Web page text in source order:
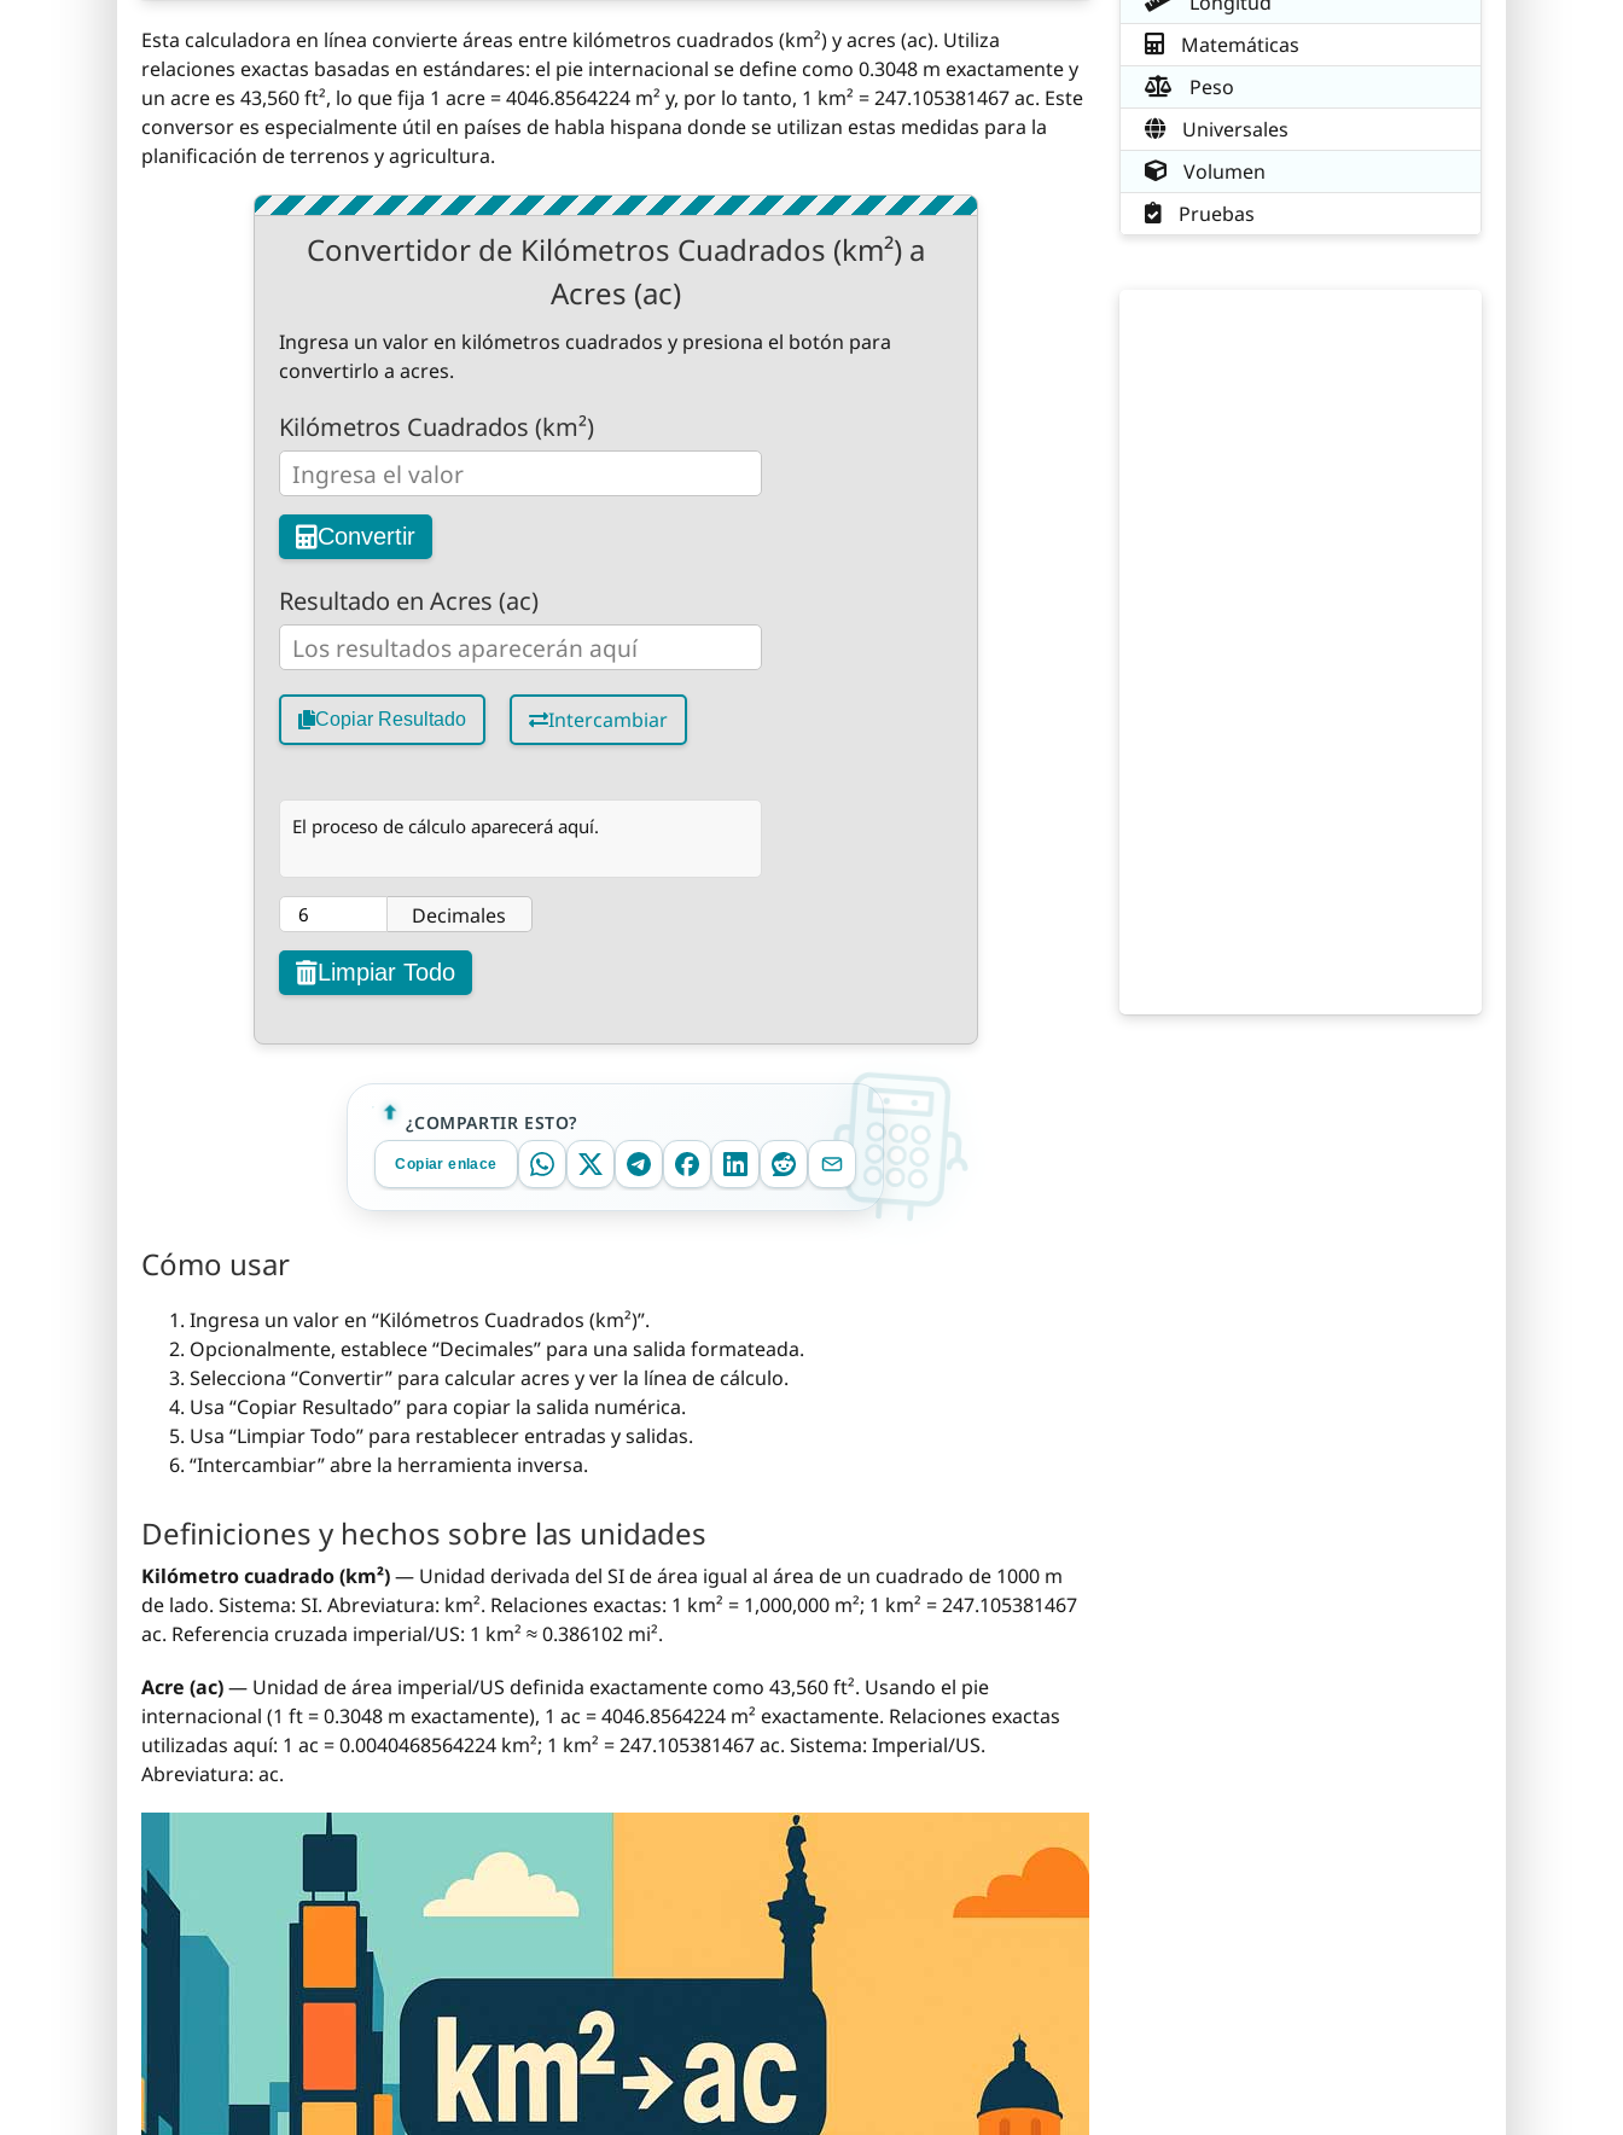
Esta calculadora en línea convierte áreas entre kilómetros cuadrados (km²) y acres (ac). Utiliza
relaciones exactas basadas en estándares: el pie internacional se define como 0.3048 m exactamente y
un acre es 43,560 ft², lo que fija 1 acre = 4046.8564224 m² y, por lo tanto, 1 km² = 247.105381467 ac. Este
conversor es especialmente útil en países de habla hispana donde se utilizan estas medidas para la
planificación de terrenos y agricultura.
Convertidor de Kilómetros Cuadrados (km²) a
Acres (ac)
Ingresa un valor en kilómetros cuadrados y presiona el botón para
convertirlo a acres.
Kilómetros Cuadrados (km²)
Convertir
Resultado en Acres (ac)
Copiar Resultado Intercambiar
El proceso de cálculo aparecerá aquí.
Decimales
Limpiar Todo
¿COMPARTIR ESTO?
Copiar enlace
Cómo usar
Ingresa un valor en “Kilómetros Cuadrados (km²)”.
Opcionalmente, establece “Decimales” para una salida formateada.
Selecciona “Convertir” para calcular acres y ver la línea de cálculo.
Usa “Copiar Resultado” para copiar la salida numérica.
Usa “Limpiar Todo” para restablecer entradas y salidas.
“Intercambiar” abre la herramienta inversa.
Definiciones y hechos sobre las unidades
Kilómetro cuadrado (km²)— Unidad derivada del SI de área igual al área de un cuadrado de 1000 m
de lado. Sistema: SI. Abreviatura: km². Relaciones exactas: 1 km² = 1,000,000 m²; 1 km² = 247.105381467
ac. Referencia cruzada imperial/US: 1 km² ≈ 0.386102 mi².
Acre (ac)— Unidad de área imperial/US definida exactamente como 43,560 ft². Usando el pie
internacional (1 ft = 0.3048 m exactamente), 1 ac = 4046.8564224 m² exactamente. Relaciones exactas
utilizadas aquí: 1 ac = 0.0040468564224 km²; 1 km² = 247.105381467 ac. Sistema: Imperial/US.
Abreviatura: ac.
Matemáticas
Peso
Universales
Volumen
Pruebas